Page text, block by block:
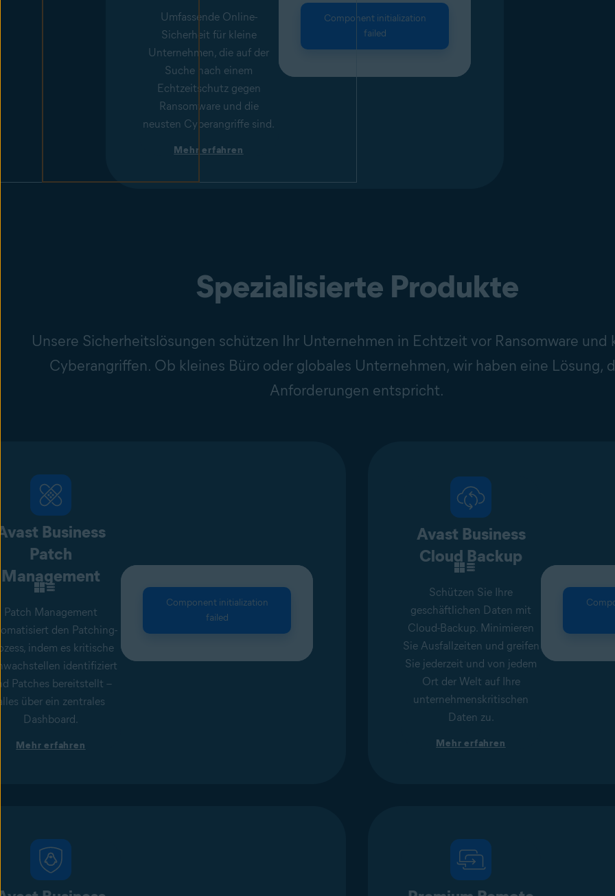
Umfassende Online-
Sicherheit für kleine
Unternehmen, die auf der
Suche nach einem
Echtzeitschutz gegen
Ransomware und die
neusten Cyberangriffe sind.
Mehr erfahren
Component initialization
failed
Spezialisierte Produkte
Unsere Sicherheitslösungen schützen Ihr Unternehmen in Echtzeit vor Ransomware und
Cyberangriffen. Ob kleines Büro oder globales Unternehmen, wir haben eine Lösung,
Anforderungen entspricht.
Business
Patch
Management
Patch Management
den Patching-
indem es kritische
identifiziert
Patches bereitstellt –
über ein zentrales
Dashboard.
Mehr erfahren
Component initialization
failed
Avast Business
Cloud Backup
Schützen Sie Ihre
geschäftlichen Daten mit
Cloud-Backup. Minimieren
Sie Ausfallzeiten und greifen
Sie jederzeit und von jedem
Ort der Welt auf Ihre
unternehmenskritischen
Daten zu.
Mehr erfahren